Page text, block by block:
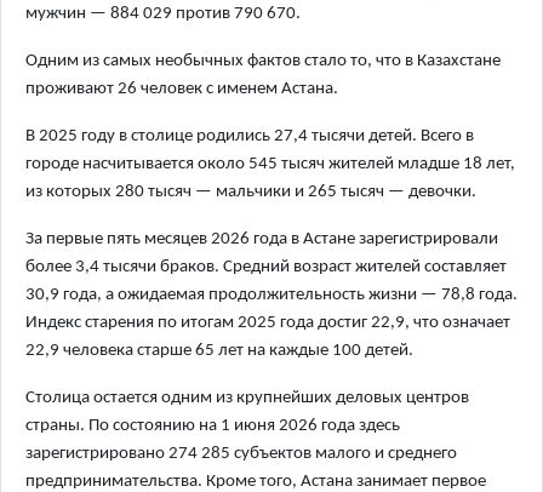
мужчин — 884 029 против 790 670.
Одним из самых необычных фактов стало то, что в Казахстане
проживают 26 человек с именем Астана.
В 2025 году в столице родились 27,4 тысячи детей. Всего в
городе насчитывается около 545 тысяч жителей младше 18 лет,
из которых 280 тысяч — мальчики и 265 тысяч — девочки.
За первые пять месяцев 2026 года в Астане зарегистрировали
более 3,4 тысячи браков. Средний возраст жителей составляет
30,9 года, а ожидаемая продолжительность жизни — 78,8 года.
Индекс старения по итогам 2025 года достиг 22,9, что означает
22,9 человека старше 65 лет на каждые 100 детей.
Столица остается одним из крупнейших деловых центров
страны. По состоянию на 1 июня 2026 года здесь
зарегистрировано 274 285 субъектов малого и среднего
предпринимательства. Кроме того, Астана занимает первое